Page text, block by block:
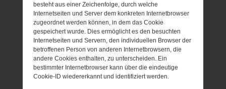
besteht aus einer Zeichenfolge, durch welche
Internetseiten und Server dem konkreten Internetbrowser
zugeordnet werden können, in dem das Cookie
gespeichert wurde. Dies ermöglicht es den besuchten
Internetseiten und Servern, den individuellen Browser der
betroffenen Person von anderen Internetbrowsern, die
andere Cookies enthalten, zu unterscheiden. Ein
bestimmter Internetbrowser kann über die eindeutige
Cookie-ID wiedererkannt und identifiziert werden.